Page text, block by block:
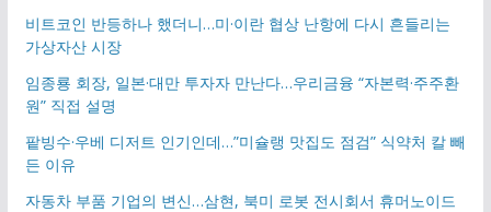
비트코인 반등하나 했더니…미·이란 협상 난항에 다시 흔들리는
가상자산 시장
임종룡 회장, 일본·대만 투자자 만난다…우리금융 “자본력·주주환
원” 직접 설명
팥빙수·우베 디저트 인기인데…”미슐랭 맛집도 점검” 식약처 칼 빼
든 이유
자동차 부품 기업의 변신…삼현, 북미 로봇 전시회서 휴머노이드